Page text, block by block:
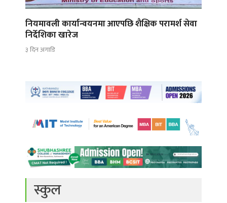
नियमावली कार्यान्वयनमा आएपछि शैक्षिक परामर्श सेवा
निर्देशिका खारेज
३ दिन अगाडि
स्कुल